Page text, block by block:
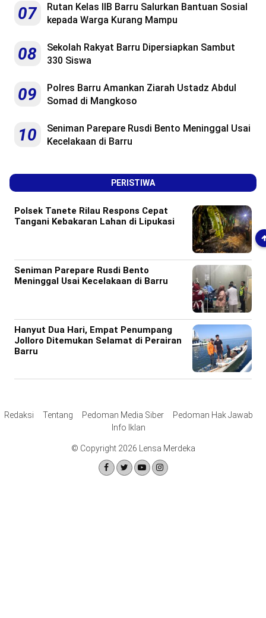
07
Rutan Kelas IIB Barru Salurkan Bantuan Sosial
kepada Warga Kurang Mampu
08
Sekolah Rakyat Barru Dipersiapkan Sambut
330 Siswa
09
Polres Barru Amankan Ziarah Ustadz Abdul
Somad di Mangkoso
10
Seniman Parepare Rusdi Bento Meninggal Usai
Kecelakaan di Barru
PERISTIWA
Polsek Tanete Rilau Respons Cepat
Tangani Kebakaran Lahan di Lipukasi
Seniman Parepare Rusdi Bento
Meninggal Usai Kecelakaan di Barru
Hanyut Dua Hari, Empat Penumpang
Jolloro Ditemukan Selamat di Perairan
Barru
Redaksi Tentang Pedoman Media Siber
Pedoman Hak Jawab
Info Iklan
© Copyright 2026 Lensa Merdeka